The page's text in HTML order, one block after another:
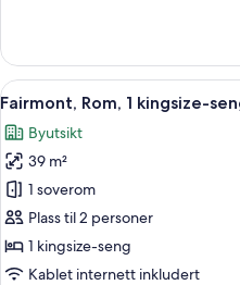
badekar
Rom,
kingsize-
tilpasset
bevegelseshemmede,
badekar
Åpne
alle
bildene
av
Fairmont,
Rom,
1
kingsize-
3
Fairmont, Rom, 1 kingsize-
Byutsikt
39 m²
1 soverom
Plass til 2 personer
1 kingsize-seng
Kablet internett inkludert